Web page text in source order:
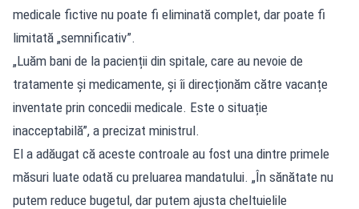
medicale fictive nu poate fi eliminată complet, dar poate fi
limitată „semnificativ”.
„Luăm bani de la pacienții din spitale, care au nevoie de
tratamente și medicamente, și îi direcționăm către vacanțe
inventate prin concedii medicale. Este o situație
inacceptabilă”, a precizat ministrul.
El a adăugat că aceste controale au fost una dintre primele
măsuri luate odată cu preluarea mandatului. „În sănătate nu
putem reduce bugetul, dar putem ajusta cheltuielile